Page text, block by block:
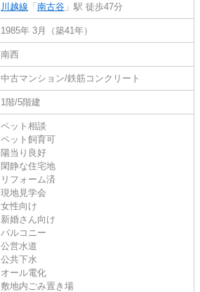
川越線 「 南古谷 」駅 徒歩47分
1985年 3月（築41年）
南西
中古マンション/鉄筋コンクリート
1階/5階建
ペット相談
ペット飼育可
陽当り良好
閑静な住宅地
リフォーム済
現地見学会
女性向け
新婚さん向け
バルコニー
公営水道
公共下水
オール電化
敷地内ごみ置き場